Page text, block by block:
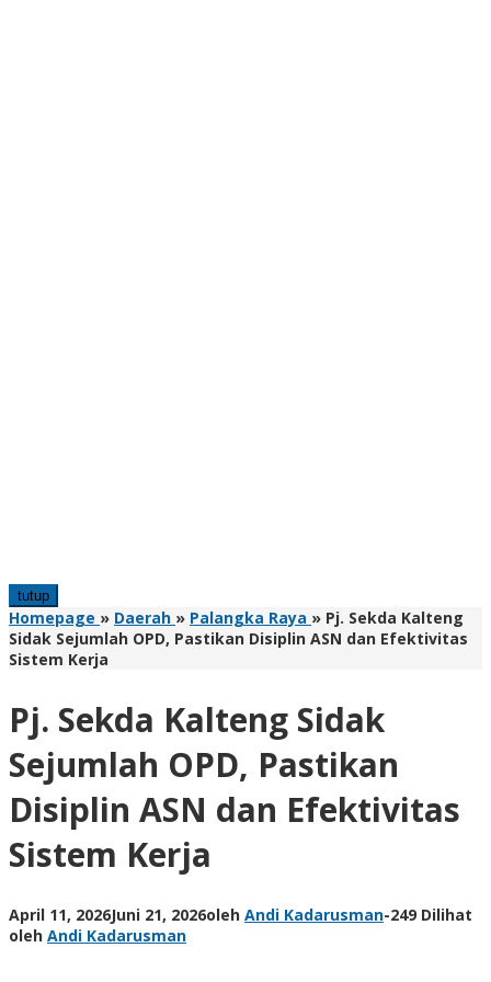
tutup
Homepage » Daerah » Palangka Raya » Pj. Sekda Kalteng
Sidak Sejumlah OPD, Pastikan Disiplin ASN dan Efektivitas
Sistem Kerja
Pj. Sekda Kalteng Sidak
Sejumlah OPD, Pastikan
Disiplin ASN dan Efektivitas
Sistem Kerja
April 11, 2026Juni 21, 2026oleh Andi Kadarusman-249 Dilihat
oleh Andi Kadarusman